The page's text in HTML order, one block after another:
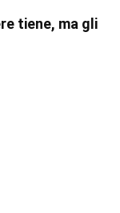
tiene, ma gli